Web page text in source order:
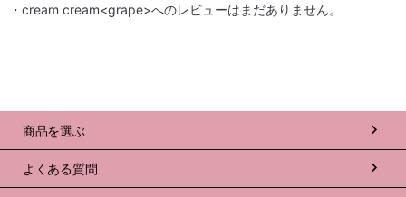
・cream cream<grape>へのレビューはまだありません。
商品を選ぶ
よくある質問